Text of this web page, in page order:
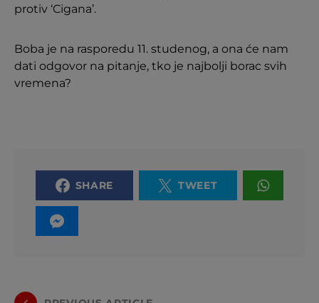
protiv ‘Cigana’.
Boba je na rasporedu 11. studenog, a ona će nam
dati odgovor na pitanje, tko je najbolji borac svih
vremena?
SHARE TWEET